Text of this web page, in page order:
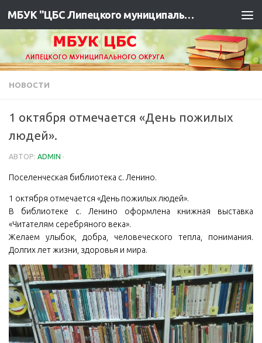
МБУК "ЦБС Липецкого муниципального района"
НОВОСТИ
1 октября отмечается «День пожилых
людей».
АВТОР: ADMIN ·
Поселенческая библиотека с. Ленино.
1 октября отмечается «День пожилых людей».
В библиотеке с. Ленино оформлена книжная выставка
«Читателям серебряного века».
Желаем улыбок, добра, человеческого тепла, понимания.
Долгих лет жизни, здоровья и мира.